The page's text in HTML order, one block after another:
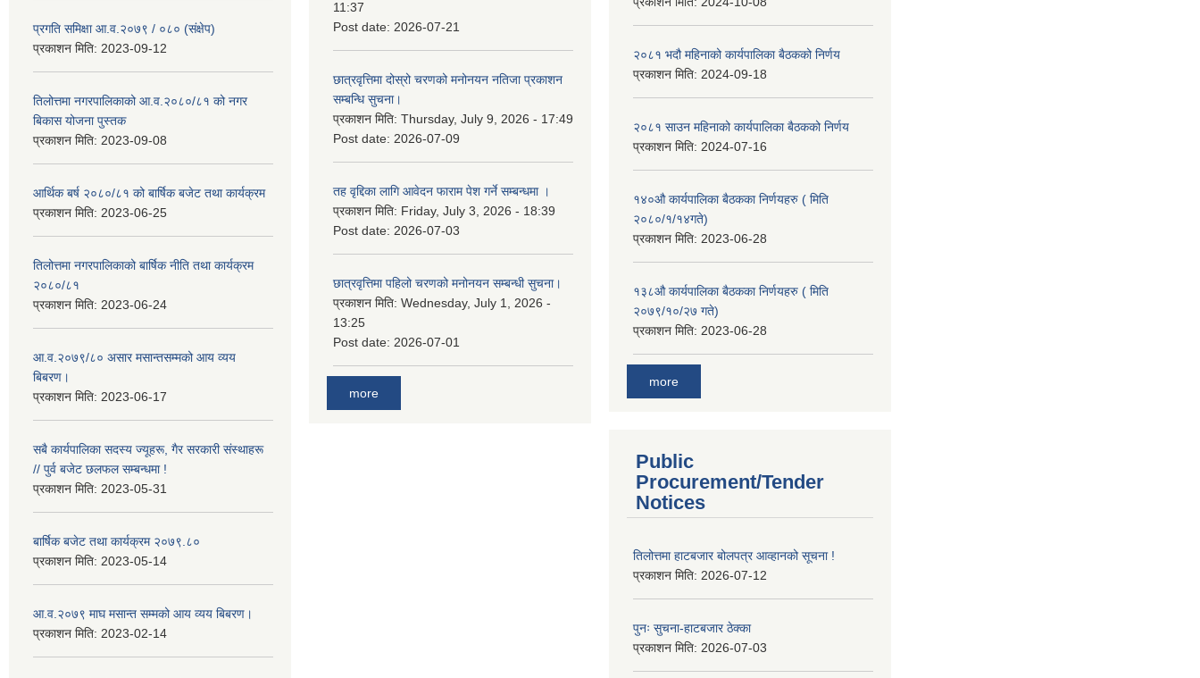
प्रगति समिक्षा आ.व.२०७९ / ०८० (संक्षेप)
प्रकाशन मिति: 2023-09-12
तिलोत्तमा नगरपालिकाको आ.व.२०८०/८१ को नगर
बिकास योजना पुस्तक
प्रकाशन मिति: 2023-09-08
आर्थिक बर्ष २०८०/८१ को बार्षिक बजेट तथा कार्यक्रम
प्रकाशन मिति: 2023-06-25
तिलोत्तमा नगरपालिकाको बार्षिक नीति तथा कार्यक्रम
२०८०/८१
प्रकाशन मिति: 2023-06-24
आ.व.२०७९/८० असार मसान्तसम्मको आय व्यय
बिबरण।
प्रकाशन मिति: 2023-06-17
सबै कार्यपालिका सदस्य ज्यूहरू, गैर सरकारी संस्थाहरू
// पुर्व बजेट छलफल सम्बन्धमा !
प्रकाशन मिति: 2023-05-31
बार्षिक बजेट तथा कार्यक्रम २०७९.८०
प्रकाशन मिति: 2023-05-14
आ.व.२०७९ माघ मसान्त सम्मको आय व्यय बिबरण।
प्रकाशन मिति: 2023-02-14
11:37
Post date: 2026-07-21
छात्रवृत्तिमा दोस्रो चरणको मनोनयन नतिजा प्रकाशन
सम्बन्धि सुचना।
प्रकाशन मिति: Thursday, July 9, 2026 - 17:49
Post date: 2026-07-09
तह वृद्दिका लागि आवेदन फाराम पेश गर्ने सम्बन्धमा ।
प्रकाशन मिति: Friday, July 3, 2026 - 18:39
Post date: 2026-07-03
छात्रवृत्तिमा पहिलो चरणको मनोनयन सम्बन्धी सुचना।
प्रकाशन मिति: Wednesday, July 1, 2026 -
13:25
Post date: 2026-07-01
more
२०८१ भदौ महिनाको कार्यपालिका बैठकको निर्णय
प्रकाशन मिति: 2024-09-18
२०८१ साउन महिनाको कार्यपालिका बैठकको निर्णय
प्रकाशन मिति: 2024-07-16
१४०औ कार्यपालिका बैठकका निर्णयहरु ( मिति
२०८०/१/१४गते)
प्रकाशन मिति: 2023-06-28
१३८औ कार्यपालिका बैठकका निर्णयहरु ( मिति
२०७९/१०/२७ गते)
प्रकाशन मिति: 2023-06-28
more
Public
Procurement/Tender
Notices
तिलोत्तमा हाटबजार बोलपत्र आव्हानको सूचना !
प्रकाशन मिति: 2026-07-12
पुनः सुचना-हाटबजार ठेक्का
प्रकाशन मिति: 2026-07-03